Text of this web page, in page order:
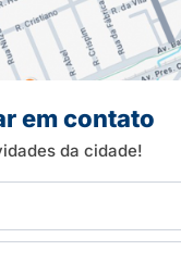
em contato
da cidade!